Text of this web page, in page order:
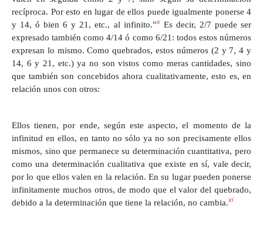
recíproca. Por esto en lugar de ellos puede igualmente ponerse 4
y 14, ó bien 6 y 21, etc., al infinito.”x Es decir, 2/7 puede ser
expresado también como 4/14 ó como 6/21: todos estos números
expresan lo mismo. Como quebrados, estos números (2 y 7, 4 y
14, 6 y 21, etc.) ya no son vistos como meras cantidades, sino
que también son concebidos ahora cualitativamente, esto es, en
relación unos con otros:
Ellos tienen, por ende, según este aspecto, el momento de la
infinitud en ellos, en tanto no sólo ya no son precisamente ellos
mismos, sino que permanece su determinación cuantitativa, pero
como una determinación cualitativa que existe en sí, vale decir,
por lo que ellos valen en la relación. En su lugar pueden ponerse
infinitamente muchos otros, de modo que el valor del quebrado,
debido a la determinación que tiene la relación, no cambia.xi